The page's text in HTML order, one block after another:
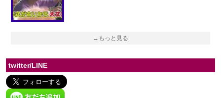
→もっと見る
twitter/LINE